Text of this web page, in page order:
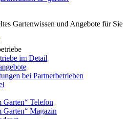
Gartenwissen und Angebote für Sie
im Detail
bei Partnerbetrieben
Garten“ Telefon
Garten“ Magazin